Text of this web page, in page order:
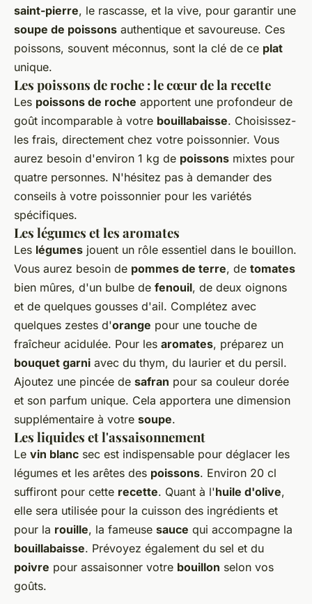
saint-pierre, le rascasse, et la vive, pour garantir une
soupe de poissons authentique et savoureuse. Ces
poissons, souvent méconnus, sont la clé de ce plat
unique.
Les poissons de roche : le cœur de la recette
Les poissons de roche apportent une profondeur de
goût incomparable à votre bouillabaisse. Choisissez-
les frais, directement chez votre poissonnier. Vous
aurez besoin d'environ 1 kg de poissons mixtes pour
quatre personnes. N'hésitez pas à demander des
conseils à votre poissonnier pour les variétés
spécifiques.
Les légumes et les aromates
Les légumes jouent un rôle essentiel dans le bouillon.
Vous aurez besoin de pommes de terre, de tomates
bien mûres, d'un bulbe de fenouil, de deux oignons
et de quelques gousses d'ail. Complétez avec
quelques zestes d'orange pour une touche de
fraîcheur acidulée. Pour les aromates, préparez un
bouquet garni avec du thym, du laurier et du persil.
Ajoutez une pincée de safran pour sa couleur dorée
et son parfum unique. Cela apportera une dimension
supplémentaire à votre soupe.
Les liquides et l'assaisonnement
Le vin blanc sec est indispensable pour déglacer les
légumes et les arêtes des poissons. Environ 20 cl
suffiront pour cette recette. Quant à l'huile d'olive,
elle sera utilisée pour la cuisson des ingrédients et
pour la rouille, la fameuse sauce qui accompagne la
bouillabaisse. Prévoyez également du sel et du
poivre pour assaisonner votre bouillon selon vos
goûts.